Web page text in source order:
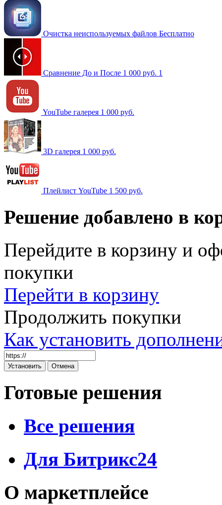
Очистка неиспользуемых файлов Бесплатно
Сравнение До и После 1 000 руб. 1
YouTube галерея 1 000 руб.
3D галерея 1 000 руб.
Плейлист YouTube 1 500 руб.
Решение добавлено в
Перейдите в корзину и
покупки
Перейти в корзину
Продолжить покупки
Как установить
Готовые решения
Все решения
Для Битрикс24
О маркетплейсе